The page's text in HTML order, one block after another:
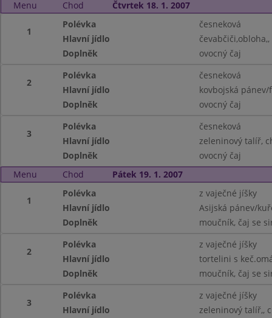
Menu Chod Čtvrtek 18. 1. 2007
1
Polévka
česneková
Hlavní jídlo
Doplněk
ovocný čaj
2
Polévka
česneková
Hlavní jídlo
kovbojská
Doplněk
ovocný čaj
3
Polévka
česneková
Hlavní jídlo
zeleninový talíř,
Doplněk
ovocný čaj
Menu
Chod Pátek 19. 1. 2007
1
Polévka
z vaječné jíšky
Hlavní jídlo
Asijská pánev/
Doplněk
moučník, čaj se
2
Polévka
z vaječné jíšky
Hlavní jídlo
tortelini s
Doplněk
moučník, čaj se
3
Polévka
z vaječné jíšky
Hlavní jídlo
zeleninový talíř,,